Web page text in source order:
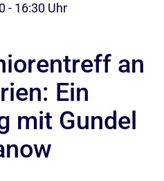
- 16:30 Uhr
an
Ein
mit Gundel